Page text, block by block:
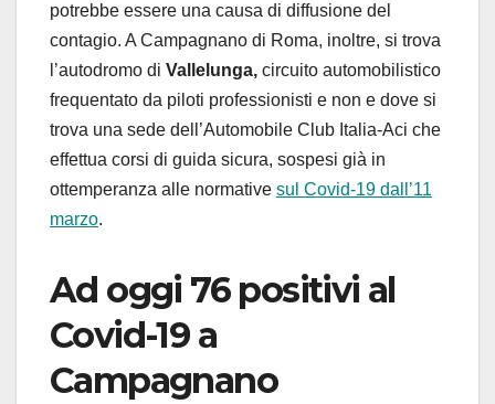
potrebbe essere una causa di diffusione del
contagio. A Campagnano di Roma, inoltre, si trova
l’autodromo di Vallelunga, circuito automobilistico
frequentato da piloti professionisti e non e dove si
trova una sede dell’Automobile Club Italia-Aci che
effettua corsi di guida sicura, sospesi già in
ottemperanza alle normative sul Covid-19 dall’11
marzo.
Ad oggi 76 positivi al
Covid-19 a
Campagnano